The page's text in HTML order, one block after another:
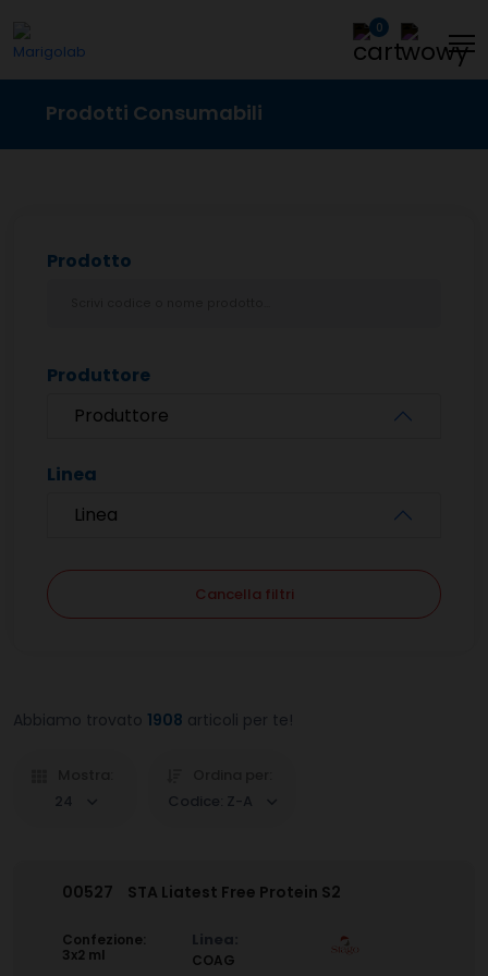
0
Prodotti Consumabili
Prodotto
Produttore
Produttore
Linea
Linea
Cancella filtri
Abbiamo trovato 1908 articoli per te!
24
Codice: Z-A
00527 STA Liatest Free Protein S2
Confezione:
3x2 ml
Linea:
COAG